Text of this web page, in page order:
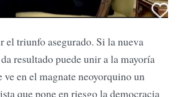
el triunfo asegurado. Si la nueva
resultado puede unir a la mayoría
en el magnate neoyorquino un
que pone en riesgo la democracia